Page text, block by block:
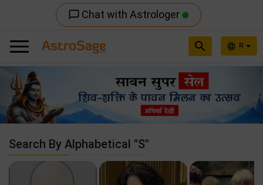
chat_bubble_outline Chat with Astrologer
language म
search
Previous
Search By Alphabetical "S"